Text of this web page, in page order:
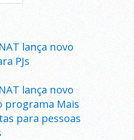
lança novo
PJs
lança novo
programa Mais
para pessoas